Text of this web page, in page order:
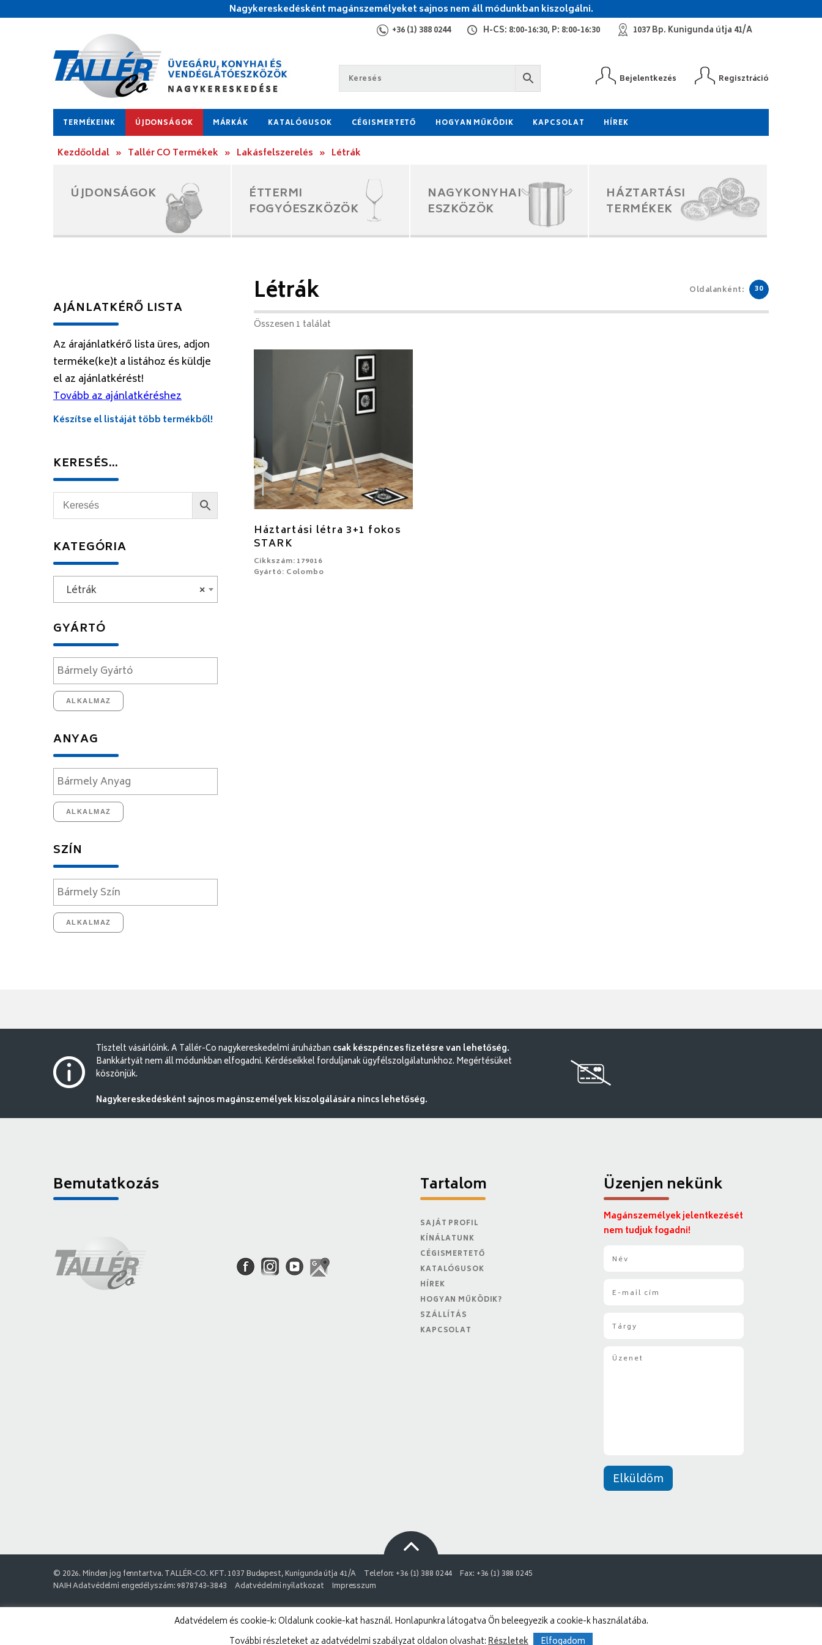
Nagykereskedésként magánszemélyeket sajnos nem áll módunkban kiszolgálni.
+36 (1) 388 0244 H-CS: 8:00-16:30, P: 8:00-16:30 1037 Bp. Kunigunda útja 41/A
Bejelentkezés Regisztráció
TERMÉKEINK ÚJDONSÁGOK MÁRKÁK KATALÓGUSOK CÉGISMERTETŐ HOGYAN MŰKÖDIK KAPCSOLAT HÍREK
Kezdőoldal » Tallér CO Termékek » Lakásfelszerelés » Létrák
ÚJDONSÁGOK
ÉTTERMI
FOGYÓESZKÖZÖK
NAGYKONYHAI
ESZKÖZÖK
HÁZTARTÁSI
TERMÉKEK
AJÁNLATKÉRŐ LISTA
Az árajánlatkérő lista üres, adjon
terméke(ke)t a listához és küldje
el az ajánlatkérést!
Tovább az ajánlatkéréshez
Készítse el listáját több termékből!
KERESÉS…
KATEGÓRIA
×
Létrák
GYÁRTÓ
ALKALMAZ
ANYAG
ALKALMAZ
SZÍN
ALKALMAZ
Létrák Oldalanként: 30
Összesen 1 találat
Háztartási létra 3+1 fokos
STARK
Cikkszám: 179016
Gyártó: Colombo
Tisztelt vásárlóink. A Tallér-Co nagykereskedelmi áruházban csak készpénzes fizetésre van lehetőség.
Bankkártyát nem áll módunkban elfogadni. Kérdéseikkel forduljanak ügyfélszolgálatunkhoz. Megértésüket
köszönjük.
Nagykereskedésként sajnos magánszemélyek kiszolgálására nincs lehetőség.
Bemutatkozás Tartalom
SAJÁT PROFIL
KÍNÁLATUNK
CÉGISMERTETŐ
KATALÓGUSOK
HÍREK
HOGYAN MŰKÖDIK?
SZÁLLÍTÁS
KAPCSOLAT
Üzenjen nekünk
Magánszemélyek jelentkezését
nem tudjuk fogadni!
Elküldöm
© 2026. Minden jog fenntartva. TALLÉR-CO. KFT. 1037 Budapest, Kunigunda útja 41/A Telefon: +36 (1) 388 0244
Fax: +36 (1) 388 0245
NAIH Adatvédelmi engedélyszám: 9878743-3843
Adatvédelmi nyilatkozat Impresszum
Adatvédelem és cookie-k: Oldalunk cookie-kat használ. Honlapunkra látogatva Ön beleegyezik a cookie-k használatába.
További részleteket az adatvédelmi szabályzat oldalon olvashat:Részletek